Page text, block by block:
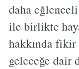
daha
ile birlikte
hakkında
geleceğe